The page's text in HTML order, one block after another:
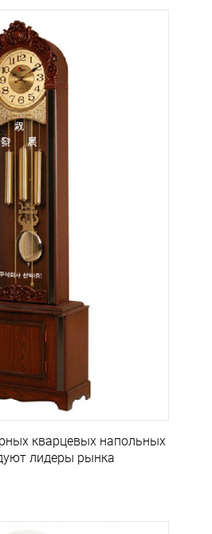
кварцевых напольных
лидеры рынка